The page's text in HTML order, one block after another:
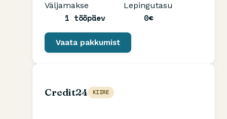
Väljamakse
1 tööpäev
Lepingutasu
0€
Vaata pakkumist
Credit24 KIIRE